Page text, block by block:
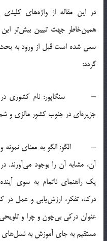
در اين مقاله از واژه‌‌هاي
همين‌خاطر جهت تبيين بيش‌تر
سعي شده است قبل از ورود به بحث
گردد:
– سنگاپور: نام كشوري در
جزيره‌اي در جنوب كشور مالزي و
– الگو: الگو به معناي نمونه و
آن، مشابه آن را بوجود مي‌آورند.
يك راهنماي ناتمام به سوي
درك، تفكر، ارزش‌يابي و عمل در
عنوان دركي بي‌چون و چرا و
مستقيم به جاي آموزش به نسل‌هاي